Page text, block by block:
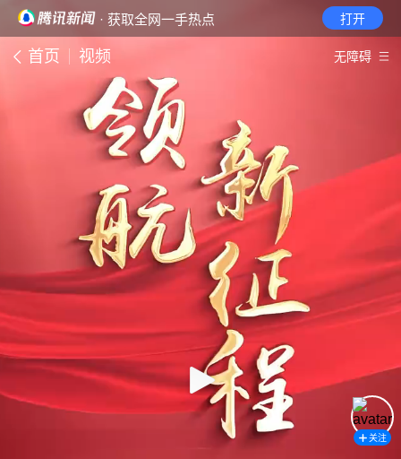
· 获取全网一手热点 打开
首页 视频 无障碍
关注